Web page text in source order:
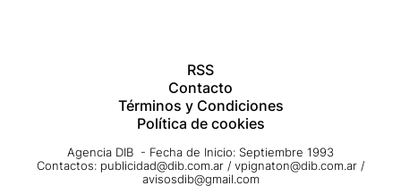
RSS
Contacto
Términos y Condiciones
Política de cookies
Agencia DIB - Fecha de Inicio: Septiembre 1993
Contactos: publicidad@dib.com.ar / vpignaton@dib.com.ar /
avisosdib@gmail.com